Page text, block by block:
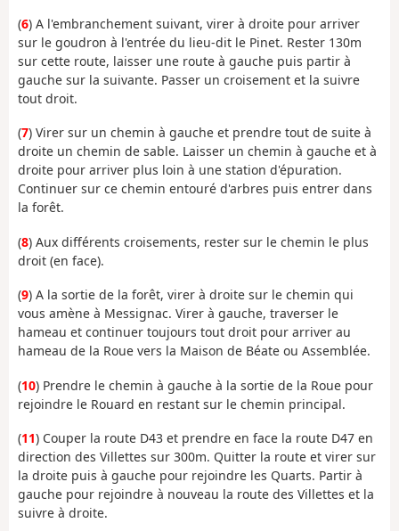
(6) A l'embranchement suivant, virer à droite pour arriver
sur le goudron à l'entrée du lieu-dit le Pinet. Rester 130m
sur cette route, laisser une route à gauche puis partir à
gauche sur la suivante. Passer un croisement et la suivre
tout droit.
(7) Virer sur un chemin à gauche et prendre tout de suite à
droite un chemin de sable. Laisser un chemin à gauche et à
droite pour arriver plus loin à une station d'épuration.
Continuer sur ce chemin entouré d'arbres puis entrer dans
la forêt.
(8) Aux différents croisements, rester sur le chemin le plus
droit (en face).
(9) A la sortie de la forêt, virer à droite sur le chemin qui
vous amène à Messignac. Virer à gauche, traverser le
hameau et continuer toujours tout droit pour arriver au
hameau de la Roue vers la Maison de Béate ou Assemblée.
(10) Prendre le chemin à gauche à la sortie de la Roue pour
rejoindre le Rouard en restant sur le chemin principal.
(11) Couper la route D43 et prendre en face la route D47 en
direction des Villettes sur 300m. Quitter la route et virer sur
la droite puis à gauche pour rejoindre les Quarts. Partir à
gauche pour rejoindre à nouveau la route des Villettes et la
suivre à droite.